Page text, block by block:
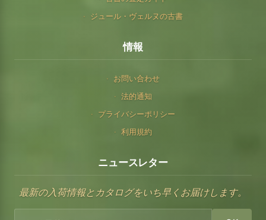
ジュール・ヴェルヌの古書
情報
お問い合わせ
法的通知
プライバシーポリシー
利用規約
ニュースレター
最新の入荷情報とカタログをいち早くお届けします。